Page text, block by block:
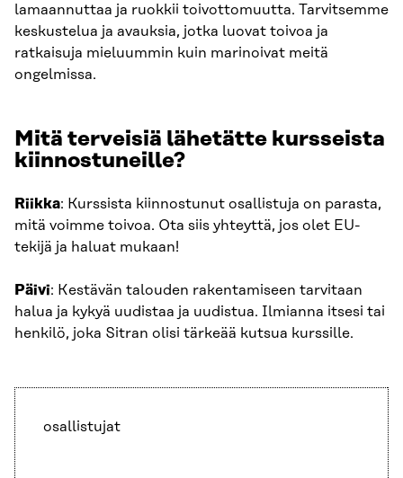
lamaannuttaa ja ruokkii toivottomuutta. Tarvitsemme
keskustelua ja avauksia, jotka luovat toivoa ja
ratkaisuja mieluummin kuin marinoivat meitä
ongelmissa.
Mitä terveisiä lähetätte kursseista
kiinnostuneille?
Riikka: Kurssista kiinnostunut osallistuja on parasta,
mitä voimme toivoa. Ota siis yhteyttä, jos olet EU-
tekijä ja haluat mukaan!
Päivi: Kestävän talouden rakentamiseen tarvitaan
halua ja kykyä uudistaa ja uudistua. Ilmianna itsesi tai
henkilö, joka Sitran olisi tärkeää kutsua kurssille.
osallistujat